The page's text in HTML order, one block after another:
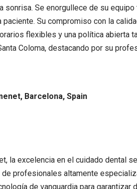
Se enorgullece de su
Su compromiso con la
flexibles y una política abierta
Coloma, destacando por su
Barcelona, Spain
la excelencia en el cuidado dental
profesionales altamente
de vanguardia para